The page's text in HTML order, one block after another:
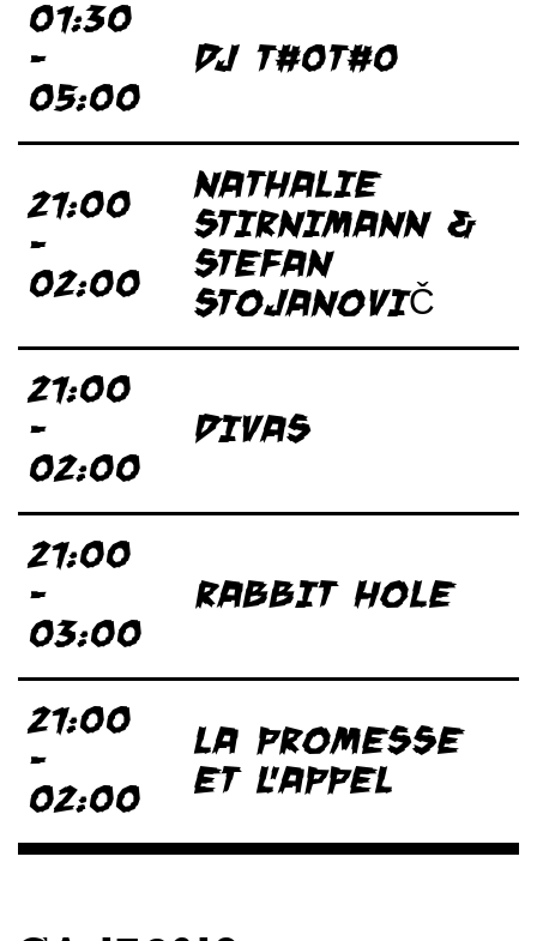
01:30
-
05:00
DJ T#0T#0
21:00
-
02:00
NATHALIE
STIRNIMANN &
STEFAN
STOJANOVIČ
21:00
-
02:00
DIVAS
21:00
-
03:00
RABBIT HOLE
21:00
-
02:00
LA PROMESSE
ET L'APPEL